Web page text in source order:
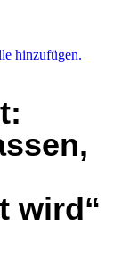
hinzufügen.
wird“